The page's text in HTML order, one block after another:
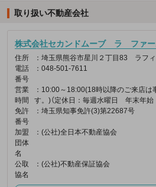
取り扱い不動産会社
株式会社セカンドムーブ ラ ファー
住所
：埼玉県熊谷市星川２丁目83 ラフ
電話
番号
：048-501-7611
営業
時間
：10:00～18:00(18時以降のご来店は
す。)（定休日：毎週水曜日 年末年
免許
番号
：埼玉県知事免許(3)第22687号
加盟
団体
名
：(公社)全日本不動産協会
公取
協名
：(公社)不動産保証協会